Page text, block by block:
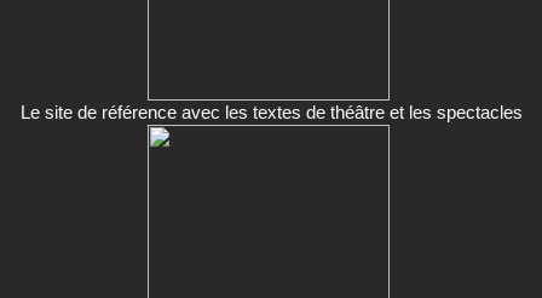
Le site de référence avec les textes de théâtre et les spectacles